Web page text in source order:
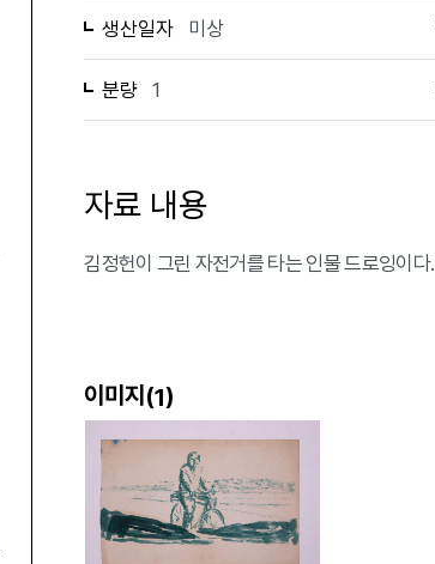
생산일자 미상
분량 1
자료 내용
김정헌이 그린 자전거를 타는 인물 드로잉이다.
이미지(1)